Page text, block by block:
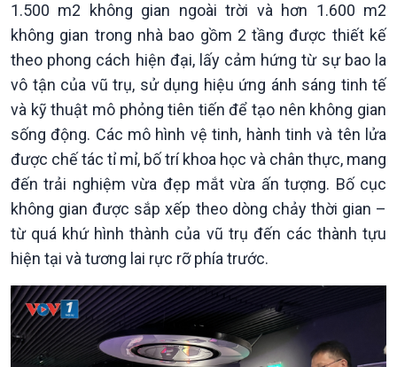
Chính trị
Thế giới
1.500 m2 không gian ngoài trời và hơn 1.600 m2
không gian trong nhà bao gồm 2 tầng được thiết kế
theo phong cách hiện đại, lấy cảm hứng từ sự bao la
vô tận của vũ trụ, sử dụng hiệu ứng ánh sáng tinh tế
và kỹ thuật mô phỏng tiên tiến để tạo nên không gian
sống động. Các mô hình vệ tinh, hành tinh và tên lửa
được chế tác tỉ mỉ, bố trí khoa học và chân thực, mang
đến trải nghiệm vừa đẹp mắt vừa ấn tượng. Bố cục
không gian được sắp xếp theo dòng chảy thời gian –
từ quá khứ hình thành của vũ trụ đến các thành tựu
hiện tại và tương lai rực rỡ phía trước.